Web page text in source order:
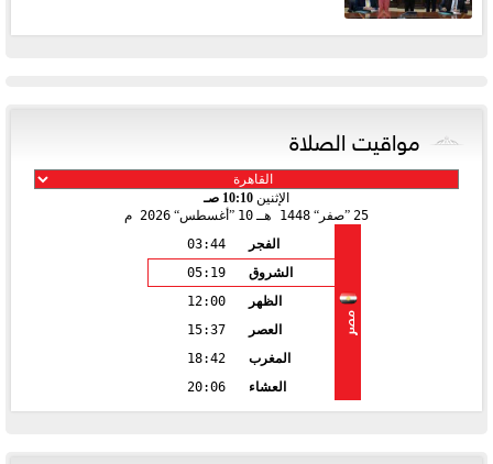
مواقيت الصلاة
الإثنين 10:10 صـ
25 صفر 1448 هـ 10 أغسطس 2026 م
مصر
الفجر
03:44
الشروق
05:19
الظهر
12:00
العصر
15:37
المغرب
18:42
العشاء
20:06